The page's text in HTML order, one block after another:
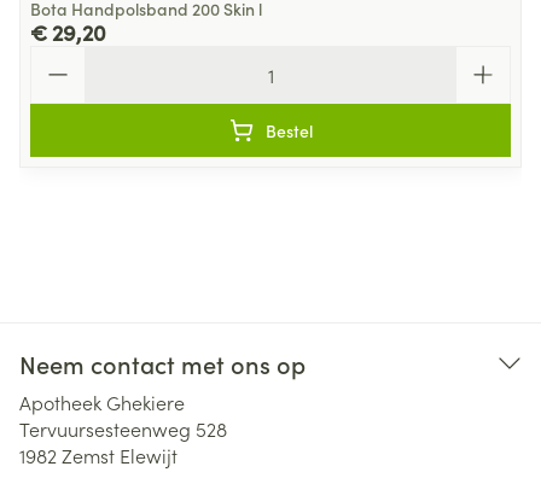
Bota Handpolsband 200 Skin l
€ 29,20
Bestel
Neem contact met ons op
Apotheek Ghekiere
Tervuursesteenweg 528
1982 Zemst Elewijt